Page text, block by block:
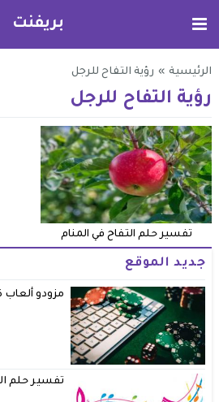
بريفنت
الرئيسية » رؤية التفاح للرجل
رؤية التفاح للرجل
تفسير حلم التفاح في المنام
جديد الموقع
مزودو ألعاب
تفسير حلم